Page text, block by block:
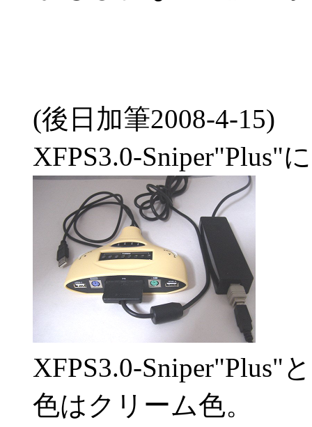
(後日加筆2008-4-15)
XFPS3.0-Sniper"Plus"
XFPS3.0-Sniper"Plus"
色はクリーム色。